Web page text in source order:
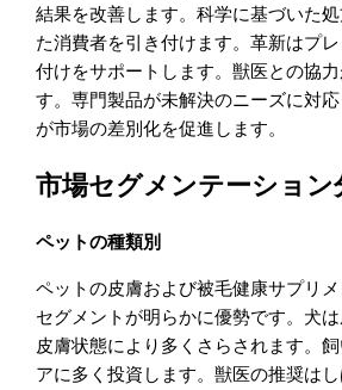
結果を改善します。科学に基づいた
た消費者を引き付けます。革新はプ
付けをサポートします。獣医との協
す。専門製品が未解決のニーズに対
が市場の差別化を促進します。
市場セグメンテーション
ペットの種類別
ペットの皮膚および被毛健康サプリ
セグメントが明らかに優勢です。犬
皮膚状態により多くさらされます。
アに多く投資します。獣医の推奨は